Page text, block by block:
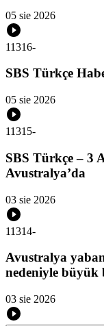
05 sie 2026
11316-
SBS Türkçe
05 sie 2026
11315-
SBS Türkçe – 3
Avustralya’da
03 sie 2026
11314-
Avustralya
nedeniyle büyük
03 sie 2026